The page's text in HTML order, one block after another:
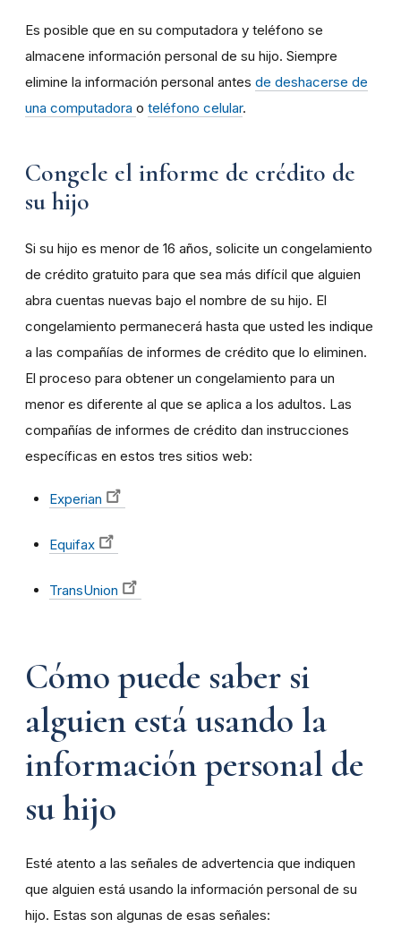
Es posible que en su computadora y teléfono se
almacene información personal de su hijo. Siempre
elimine la información personal antes de deshacerse de
una computadora o teléfono celular.
Congele el informe de crédito de
su hijo
Si su hijo es menor de 16 años, solicite un congelamiento
de crédito gratuito para que sea más difícil que alguien
abra cuentas nuevas bajo el nombre de su hijo. El
congelamiento permanecerá hasta que usted les indique
a las compañías de informes de crédito que lo eliminen.
El proceso para obtener un congelamiento para un
menor es diferente al que se aplica a los adultos. Las
compañías de informes de crédito dan instrucciones
específicas en estos tres sitios web:
Experian
Equifax
TransUnion
Cómo puede saber si
alguien está usando la
información personal de
su hijo
Esté atento a las señales de advertencia que indiquen
que alguien está usando la información personal de su
hijo. Estas son algunas de esas señales: